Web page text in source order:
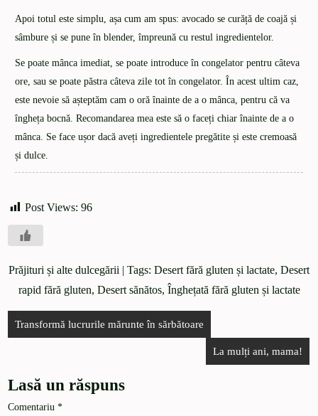
Apoi totul este simplu, așa cum am spus: avocado se curăță de coajă și
sâmbure și se pune în blender, împreună cu restul ingredientelor.
Se poate mânca imediat, se poate introduce în congelator pentru câteva
ore, sau se poate păstra câteva zile tot în congelator. În acest ultim caz,
este nevoie să așteptăm cam o oră înainte de a o mânca, pentru că va
îngheța bocnă. Recomandarea mea este să o faceți chiar înainte de a o
mânca. Se face ușor dacă aveți ingredientele pregătite și este cremoasă
și dulce.
Post Views: 96
Prăjituri și alte dulcegării | Tags: Desert fără gluten și lactate, Desert
rapid fără gluten, Desert sănătos, Înghețată fără gluten și lactate
Transformă lucrurile mărunte în sărbătoare
La mulți ani, mama!
Lasă un răspuns
Comentariu*